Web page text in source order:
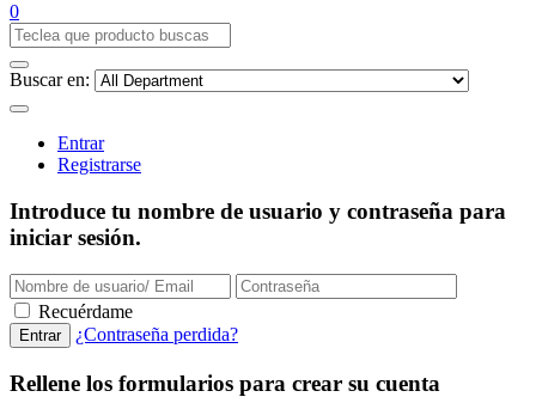
0
Buscar en:
Entrar
Registrarse
Introduce tu nombre de usuario y contraseña para
iniciar sesión.
Recuérdame
¿Contraseña perdida?
Rellene los formularios para crear su cuenta